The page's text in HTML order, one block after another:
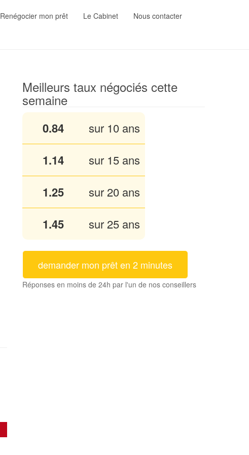
Renégocier mon prêt Le Cabinet Nous contacter
Meilleurs taux négociés cette
semaine
0.84 sur 10 ans
1.13 sur 15 ans
1.25 sur 20 ans
1.45 sur 25 ans
demander mon prêt en 2 minutes
Réponses en moins de 24h par l'un de nos conseillers